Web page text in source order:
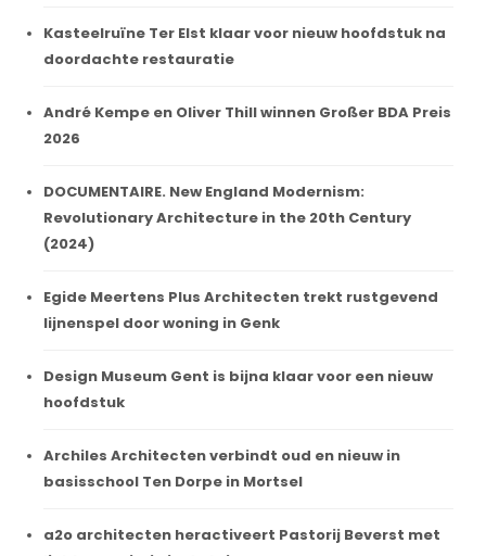
Kasteelruïne Ter Elst klaar voor nieuw hoofdstuk na
doordachte restauratie
André Kempe en Oliver Thill winnen Großer BDA Preis
2026
DOCUMENTAIRE. New England Modernism:
Revolutionary Architecture in the 20th Century
(2024)
Egide Meertens Plus Architecten trekt rustgevend
lijnenspel door woning in Genk
Design Museum Gent is bijna klaar voor een nieuw
hoofdstuk
Archiles Architecten verbindt oud en nieuw in
basisschool Ten Dorpe in Mortsel
a2o architecten heractiveert Pastorij Beverst met